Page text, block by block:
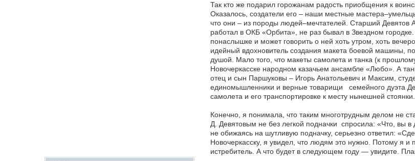
Так кто же подарил горожанам радость приобщения к
Оказалось, создатели его – наши местные
что они – из породы людей–мечтателей. Старший Девятов
работал в ОКБ «Орбита», не раз бывал в Звездном
понаслышке и может говорить о ней хоть утром, хоть
идейный вдохновитель создания макета боевой машины,
душой. Мало того, что макеты самолета и танка (к
Новочеркасске народном казачьем ансамбле «Любо». А
отец и сын Паршуковы – Игорь Анатольевич и Максим,
единомышленники и верные товарищи семейного дуэта
самолета и его транспортировке к месту нынешней стоянки.
Конечно, я понимала, что таким многотрудным делом не
Д. Девятовым не без легкой подначки спросила: «Что, вы
не обижаясь на шутливую подначку, серьезно ответил:
Новочеркасску, я увидел, что людям это нужно. Потому я
истребитель. А что будет в следующем году — увидите.